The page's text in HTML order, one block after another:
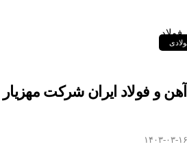
آهن و فولاد ایران شرکت مهزیار
۱۴۰۳-۰۳-۱۶